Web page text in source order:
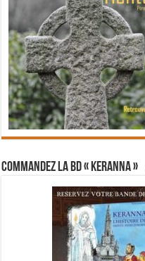
Commandez la BD « Keranna »